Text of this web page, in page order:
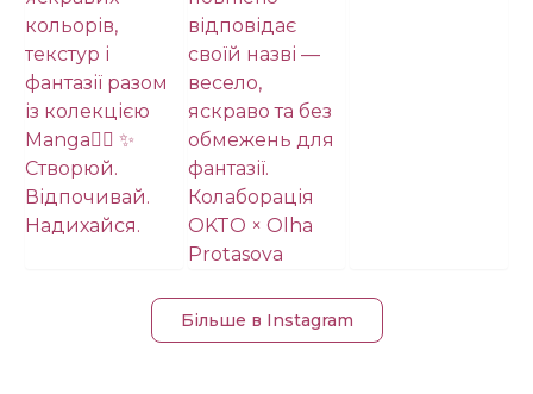
Більше в Instagram